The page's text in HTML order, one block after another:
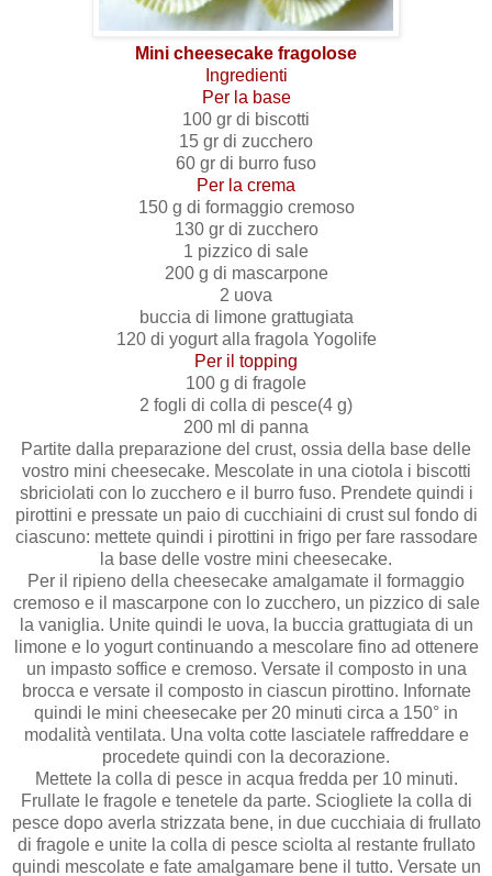
Mini cheesecake fragolose
Ingredienti
Per la base
100 gr di biscotti
15 gr di zucchero
60 gr di burro fuso
Per la crema
150 g di formaggio cremoso
130 gr di zucchero
1 pizzico di sale
200 g di mascarpone
2 uova
buccia di limone grattugiata
120 di yogurt alla fragola Yogolife
Per il topping
100 g di fragole
2 fogli di colla di pesce(4 g)
200 ml di panna
Partite dalla preparazione del crust, ossia della base delle
vostro mini cheesecake. Mescolate in una ciotola i biscotti
sbriciolati con lo zucchero e il burro fuso. Prendete quindi i
pirottini e pressate un paio di cucchiaini di crust sul fondo di
ciascuno: mettete quindi i pirottini in frigo per fare rassodare
la base delle vostre mini cheesecake.
Per il ripieno della cheesecake amalgamate il formaggio
cremoso e il mascarpone con lo zucchero, un pizzico di sale
la vaniglia. Unite quindi le uova, la buccia grattugiata di un
limone e lo yogurt continuando a mescolare fino ad ottenere
un impasto soffice e cremoso. Versate il composto in una
brocca e versate il composto in ciascun pirottino. Infornate
quindi le mini cheesecake per 20 minuti circa a 150° in
modalità ventilata. Una volta cotte lasciatele raffreddare e
procedete quindi con la decorazione.
Mettete la colla di pesce in acqua fredda per 10 minuti.
Frullate le fragole e tenetele da parte. Sciogliete la colla di
pesce dopo averla strizzata bene, in due cucchiaia di frullato
di fragole e unite la colla di pesce sciolta al restante frullato
quindi mescolate e fate amalgamare bene il tutto. Versate un